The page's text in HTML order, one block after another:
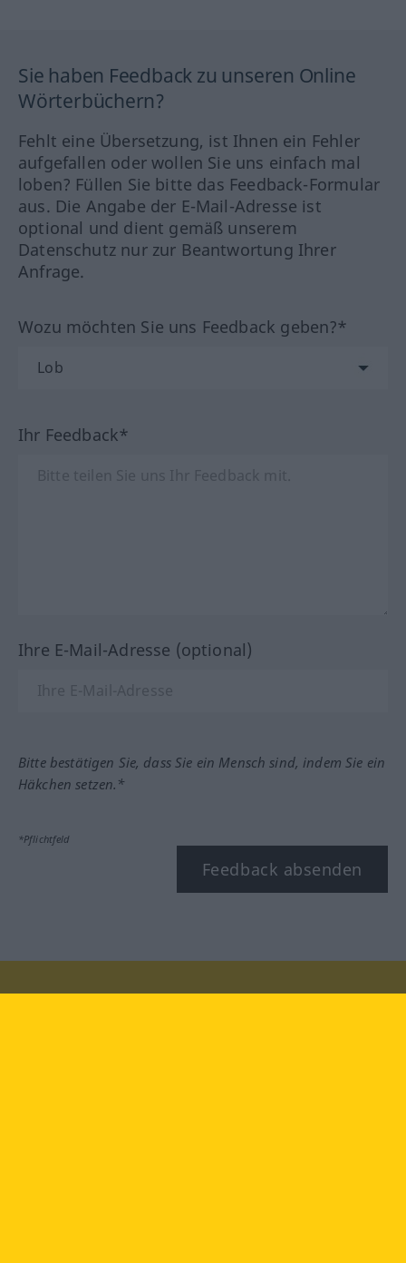
Sie haben Feedback zu unseren Online
Wörterbüchern?
Fehlt eine Übersetzung, ist Ihnen ein Fehler
aufgefallen oder wollen Sie uns einfach mal
loben? Füllen Sie bitte das Feedback-Formular
aus. Die Angabe der E-Mail-Adresse ist
optional und dient gemäß unserem
Datenschutz nur zur Beantwortung Ihrer
Anfrage.
Wozu möchten Sie uns Feedback geben?*
Ihr Feedback*
Ihre E-Mail-Adresse (optional)
Bitte bestätigen Sie, dass Sie ein Mensch sind, indem Sie ein
Häkchen setzen.*
*Pflichtfeld
Feedback absenden